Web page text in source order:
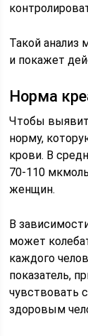
Такой анализ
и покажет
Норма
Чтобы
норму,
крови. В
70-110
женщин.
В
может
каждого
показатель,
чувствовать
здоровым